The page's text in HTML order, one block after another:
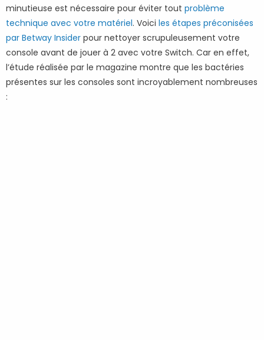
minutieuse est nécessaire pour éviter tout problème
technique avec votre matériel. Voici les étapes préconisées
par Betway Insider pour nettoyer scrupuleusement votre
console avant de jouer à 2 avec votre Switch. Car en effet,
l’étude réalisée par le magazine montre que les bactéries
présentes sur les consoles sont incroyablement nombreuses
: